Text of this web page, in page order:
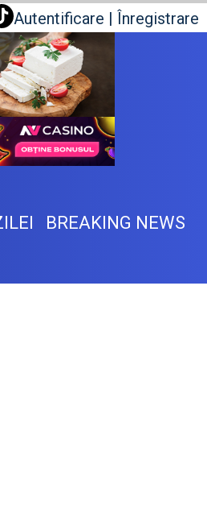
Autentificare | Înregistrare
BREAKING NEWS